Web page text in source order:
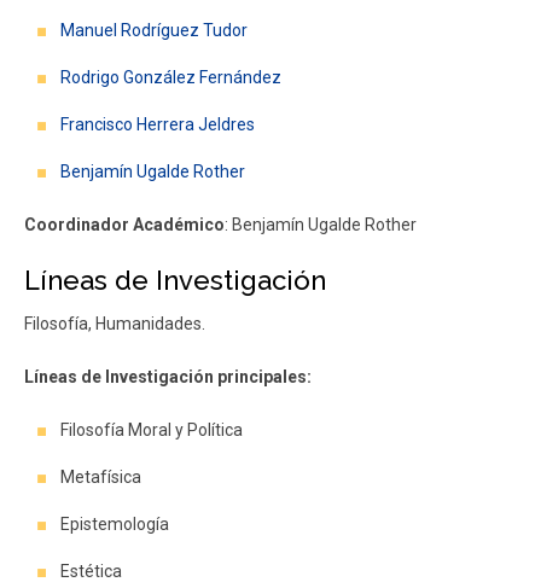
Manuel Rodríguez Tudor
Rodrigo González Fernández
Francisco Herrera Jeldres
Benjamín Ugalde Rother
Coordinador Académico: Benjamín Ugalde Rother
Líneas de Investigación
Filosofía, Humanidades.
Líneas de Investigación principales:
Filosofía Moral y Política
Metafísica
Epistemología
Estética